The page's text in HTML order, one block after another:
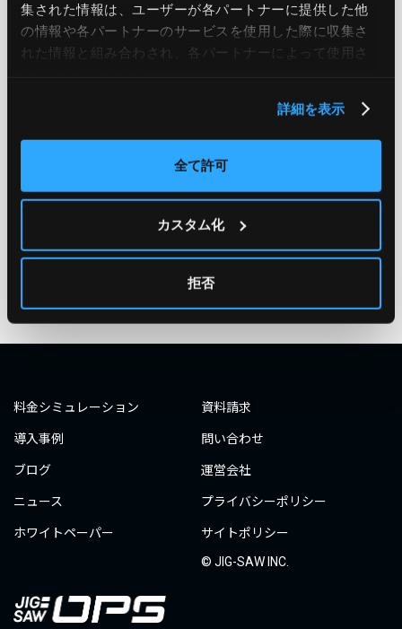
集された情報は、ユーザーが各パートナーに提供した他
の情報や各パートナーのサービスを使用した際に収集さ
れた情報と組み合わされ、各パートナーによって使用さ
詳細を表示
全て許可
カスタム化
拒否
AWS GCP Azure ON PREMISE
SECURITY
#AWS re:Invent 2019
#○○してみた
#自動化 #エンジニア
#エンジニア
#ダミー
料金シミュレーション
導入事例
ブログ
ニュース
ホワイトペーパー
資料請求
問い合わせ
運営会社
プライバシーポリシー
サイトポリシー
© JIG-SAW INC.